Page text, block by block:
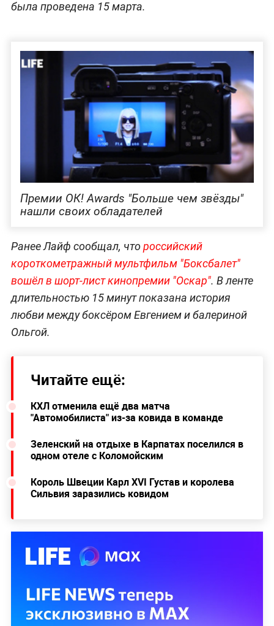
была проведена 15 марта.
Премии OК! Awards "Больше чем звёзды"
нашли своих обладателей
Ранее Лайф сообщал, чтороссийский
короткометражный мультфильм "Боксбалет"
вошёл в шорт-лист кинопремии "Оскар". В ленте
длительностью 15 минут показана история
любви между боксёром Евгением и балериной
Ольгой.
Читайте ещё:
КХЛ отменила ещё два матча
"Автомобилиста" из-за ковида в команде
Зеленский на отдыхе в Карпатах поселился в
одном отеле с Коломойским
Король Швеции Карл XVI Густав и королева
Сильвия заразились ковидом